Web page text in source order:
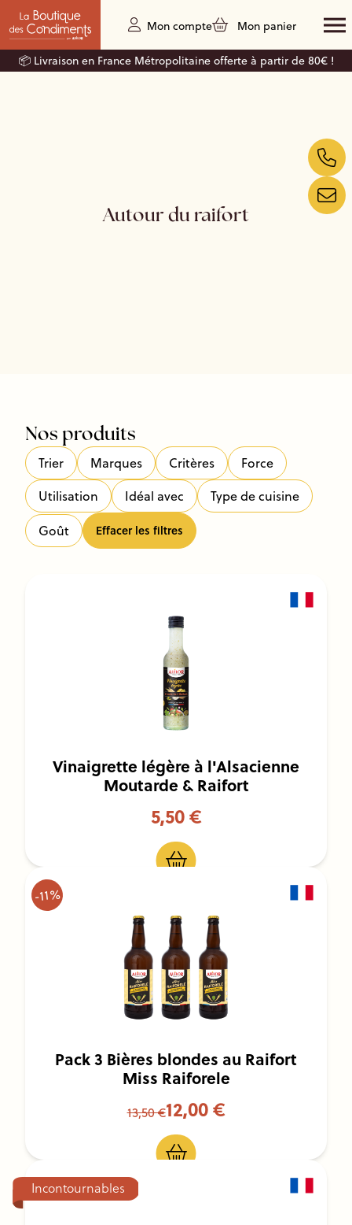
Mon compte Mon panier
📦 Livraison en France Métropolitaine offerte à partir de 80€ !
Autour du raifort
Nos produits
Trier Marques Critères
Force
Utilisation
Idéal avec
Type de cuisine
Goût
Effacer les filtres
Vinaigrette légère à l'Alsacienne
Moutarde & Raifort
5,50 €
-11%
Pack 3 Bières blondes au Raifort
Miss Raiforele
13,50 €12,00 €
Incontournables